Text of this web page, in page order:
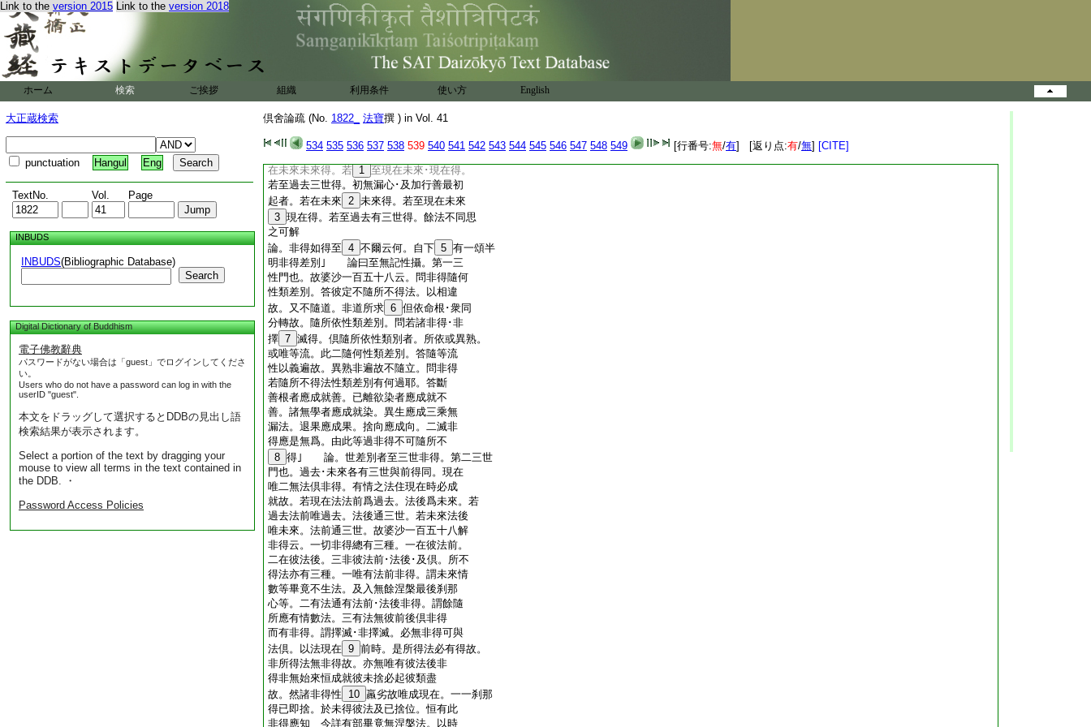
Link to the version 2015 Link to the version 2018
ホーム 検索 ご挨拶 組織 利用条件 使い方 English
大正蔵検索
punctuation Hangul Eng
TextNo. Vol. Page
INBUDS
INBUDS(Bibliographic Database)
Search
Digital Dictionary of Buddhism
電子佛教辭典
パスワードがない場合は「guest」でログインしてくださ
い。
Users who do not have a password can log in with the
userID "guest".
本文をドラッグして選択するとDDBの見出し語
検索結果が表示されます。
Select a portion of the text by dragging your
mouse to view all terms in the text contained in
the DDB. ・
Password Access Policies
倶舍論疏 (No. 1822_ 法寶撰 ) in Vol. 41
534 535 536 537 538 539 540 541 542 543 544 545 546 547 548 549 [行番号:無/有] [返り点:有/無] [CITE]
雜。隨在彼世即唯有彼世得 准此
故知。色界二無記心無前･後得 識身足論
云。成就欲界善心･不善心。皆云定成就欲
界無覆無記心 准此文定有無覆無記心
有三世得｣ 論。唯有無覆至法前後得。
此明有覆無記色也。如文可解。此即初禪･
中間靜慮染心所起身･語表。故自餘諸地更
無此業。欲界唯身･邊二見有覆無記不能
發業。上地無發業心｣ 論。如無記法至
及後起得。此明欲界善･不善色無法前得。
唯法倶。法後。勢力不能引前得故。此色若
在未來未來得。若 1 至現在未來･現在得。
若至過去三世得。初無漏心･及加行善最初
起者。若在未來 2 未來得。若至現在未來
3 現在得。若至過去有三世得。餘法不同思
之可解
論。非得如得至 4 不爾云何。自下 5 有一頌半
明非得差別｣ 論曰至無記性攝。第一三
性門也。故婆沙一百五十八云。問非得隨何
性類差別。答彼定不隨所不得法。以相違
故。又不隨道。非道所求 6 但依命根･衆同
分轉故。隨所依性類差別。問若諸非得･非
擇 7 滅得。倶隨所依性類別者。所依或異熟。
或唯等流。此二隨何性類差別。答隨等流
性以義遍故。異熟非遍故不隨立。問非得
若隨所不得法性類差別有何過耶。答斷
善根者應成就善。已離欲染者應成就不
善。諸無學者應成就染。異生應成三乘無
漏法。退果應成果。捨向應成向。二滅非
得應是無爲。由此等過非得不可隨所不
8 得｣ 論。世差別者至三世非得。第二三世
門也。過去･未來各有三世與前得同。現在
唯二無法倶非得。有情之法住現在時必成
就故。若現在法法前爲過去。法後爲未來。若
過去法前唯過去。法後通三世。若未來法後
唯未來。法前通三世。故婆沙一百五十八解
非得云。一切非得總有三種。一在彼法前。
二在彼法後。三非彼法前･法後･及倶。所不
得法亦有三種。一唯有法前非得。謂未來情
數等畢竟不生法。及入無餘涅槃最後刹那
心等。二有法通有法前･法後非得。謂餘隨
所應有情數法。三有法無彼前後倶非得
而有非得。謂擇滅･非擇滅。必無非得可與
法倶。以法現在 9 前時。是所得法必有得故。
非所得法無非得故。亦無唯有彼法後非
得非無始來恒成就彼未捨必起彼類盡
故。然諸非得性
10 羸劣故唯成現在。一一刹那
得已即捨。於未得彼法及已捨位。恒有此
非得應知 今詳有部畢竟無涅槃法。以時